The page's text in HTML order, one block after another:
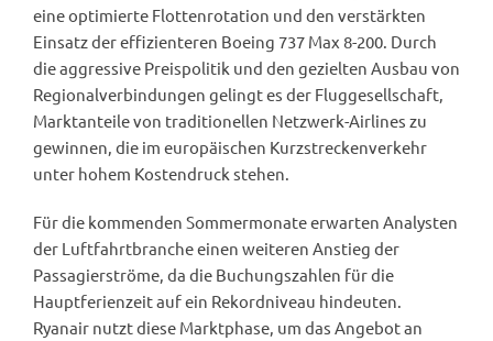
eine optimierte Flottenrotation und den verstärkten
Einsatz der effizienteren Boeing 737 Max 8-200. Durch
die aggressive Preispolitik und den gezielten Ausbau von
Regionalverbindungen gelingt es der Fluggesellschaft,
Marktanteile von traditionellen Netzwerk-Airlines zu
gewinnen, die im europäischen Kurzstreckenverkehr
unter hohem Kostendruck stehen.
Für die kommenden Sommermonate erwarten Analysten
der Luftfahrtbranche einen weiteren Anstieg der
Passagierströme, da die Buchungszahlen für die
Hauptferienzeit auf ein Rekordniveau hindeuten.
Ryanair nutzt diese Marktphase, um das Angebot an